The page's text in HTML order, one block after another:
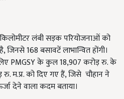
लंबी सड़क परियोजनाओं को
जिनसे 168 बसावटें लाभान्वित होंगी।
PMGSY के कुल 18,907 करोड़ रु. के
म.प्र. को दिए गए हैं, जिसे चौहान ने
देने वाला कदम बताया।